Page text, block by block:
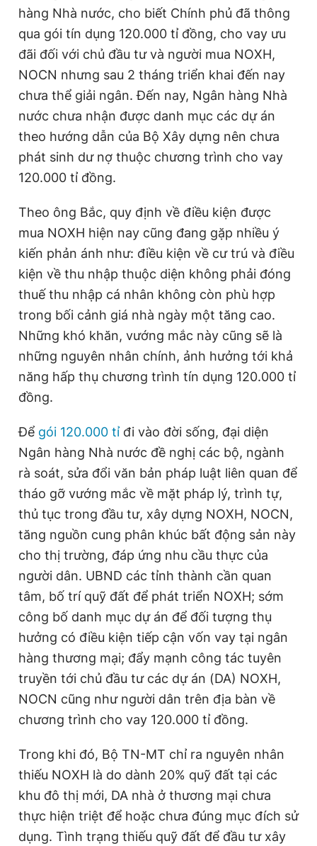
hàng Nhà nước, cho biết Chính phủ đã thông
qua gói tín dụng 120.000 tỉ đồng, cho vay ưu
đãi đối với chủ đầu tư và người mua NOXH,
NOCN nhưng sau 2 tháng triển khai đến nay
chưa thể giải ngân. Đến nay, Ngân hàng Nhà
nước chưa nhận được danh mục các dự án
theo hướng dẫn của Bộ Xây dựng nên chưa
phát sinh dư nợ thuộc chương trình cho vay
120.000 tỉ đồng.
Theo ông Bắc, quy định về điều kiện được
mua NOXH hiện nay cũng đang gặp nhiều ý
kiến phản ánh như: điều kiện về cư trú và điều
kiện về thu nhập thuộc diện không phải đóng
thuế thu nhập cá nhân không còn phù hợp
trong bối cảnh giá nhà ngày một tăng cao.
Những khó khăn, vướng mắc này cũng sẽ là
những nguyên nhân chính, ảnh hưởng tới khả
năng hấp thụ chương trình tín dụng 120.000 tỉ
đồng.
Để gói 120.000 tỉ đi vào đời sống, đại diện
Ngân hàng Nhà nước đề nghị các bộ, ngành
rà soát, sửa đổi văn bản pháp luật liên quan để
tháo gỡ vướng mắc về mặt pháp lý, trình tự,
thủ tục trong đầu tư, xây dựng NOXH, NOCN,
tăng nguồn cung phân khúc bất động sản này
cho thị trường, đáp ứng nhu cầu thực của
người dân. UBND các tỉnh thành cần quan
tâm, bố trí quỹ đất để phát triển NOXH; sớm
công bố danh mục dự án để đối tượng thụ
hưởng có điều kiện tiếp cận vốn vay tại ngân
hàng thương mại; đẩy mạnh công tác tuyên
truyền tới chủ đầu tư các dự án (DA) NOXH,
NOCN cũng như người dân trên địa bàn về
chương trình cho vay 120.000 tỉ đồng.
Trong khi đó, Bộ TN-MT chỉ ra nguyên nhân
thiếu NOXH là do dành 20% quỹ đất tại các
khu đô thị mới, DA nhà ở thương mại chưa
thực hiện triệt để hoặc chưa đúng mục đích sử
dụng. Tình trạng thiếu quỹ đất để đầu tư xây